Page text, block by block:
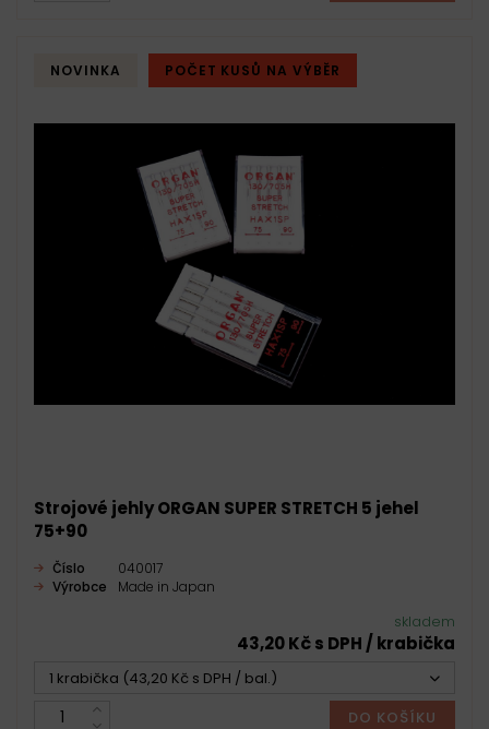
NOVINKA POČET KUSŮ NA VÝBĚR
Strojové jehly ORGAN SUPER STRETCH 5 jehel
75+90
Číslo
040017
Výrobce
Made in Japan
skladem
43,20 Kč s DPH / krabička
1 krabička (43,20 Kč s DPH / bal.)
DO KOŠÍKU